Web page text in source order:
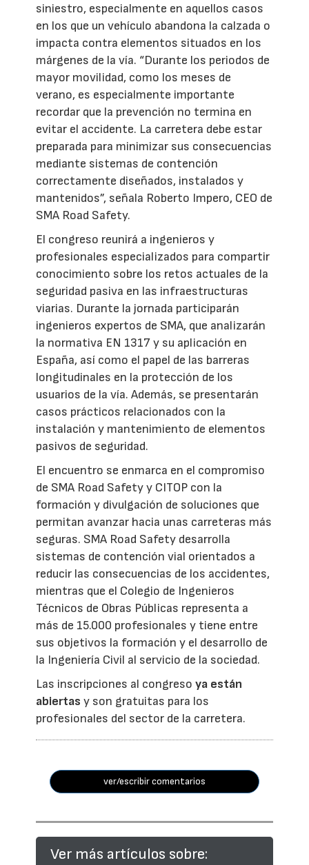
siniestro, especialmente en aquellos casos
en los que un vehículo abandona la calzada o
impacta contra elementos situados en los
márgenes de la vía. “Durante los periodos de
mayor movilidad, como los meses de
verano, es especialmente importante
recordar que la prevención no termina en
evitar el accidente. La carretera debe estar
preparada para minimizar sus consecuencias
mediante sistemas de contención
correctamente diseñados, instalados y
mantenidos”, señala Roberto Impero, CEO de
SMA Road Safety.
El congreso reunirá a ingenieros y
profesionales especializados para compartir
conocimiento sobre los retos actuales de la
seguridad pasiva en las infraestructuras
viarias. Durante la jornada participarán
ingenieros expertos de SMA, que analizarán
la normativa EN 1317 y su aplicación en
España, así como el papel de las barreras
longitudinales en la protección de los
usuarios de la vía. Además, se presentarán
casos prácticos relacionados con la
instalación y mantenimiento de elementos
pasivos de seguridad.
El encuentro se enmarca en el compromiso
de SMA Road Safety y CITOP con la
formación y divulgación de soluciones que
permitan avanzar hacia unas carreteras más
seguras. SMA Road Safety desarrolla
sistemas de contención vial orientados a
reducir las consecuencias de los accidentes,
mientras que el Colegio de Ingenieros
Técnicos de Obras Públicas representa a
más de 15.000 profesionales y tiene entre
sus objetivos la formación y el desarrollo de
la Ingeniería Civil al servicio de la sociedad.
Las inscripciones al congresoya están
abiertas y son gratuitas para los
profesionales del sector de la carretera.
ver/escribir comentarios
Ver más artículos sobre: